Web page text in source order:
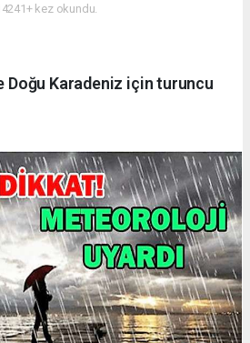
kez okundu.
Doğu Karadeniz için turuncu